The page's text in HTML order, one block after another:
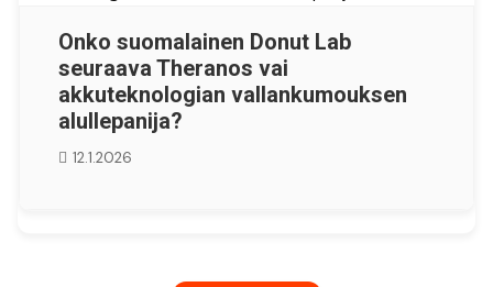
Onko suomalainen Donut Lab
seuraava Theranos vai
akkuteknologian vallankumouksen
alullepanija?
12.1.2026